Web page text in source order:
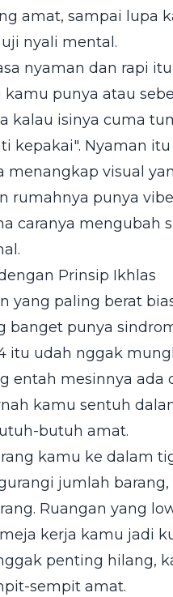
amat, sampai lupa
nyali mental.
nyaman dan rapi
punya atau
kalau isinya cuma
kepakai". Nyaman
menangkap visual
rumahnya punya
caranya mengubah
Prinsip Ikhlas
yang paling berat
banget punya
itu udah nggak
entah mesinnya ada
kamu sentuh
butuh amat.
kamu ke dalam
jumlah
Ruangan yang
kerja kamu jadi
penting hilang,
sempit amat.